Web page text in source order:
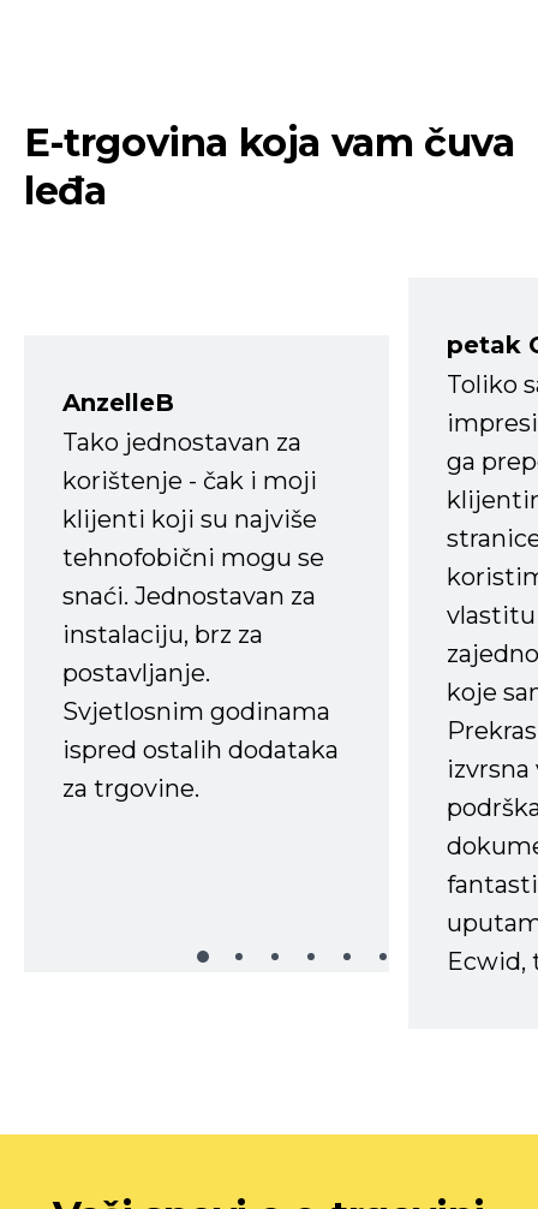
E-trgovina koja vam čuva
leđa
AnzelleB
Tako jednostavan za
korištenje - čak i moji
klijenti koji su najviše
tehnofobični mogu se
snaći. Jednostavan za
instalaciju, brz za
postavljanje.
Svjetlosnim godinama
ispred ostalih dodataka
za trgovine.
petak
Toliko
ga
koje
Ecwid,